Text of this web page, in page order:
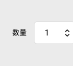
数量